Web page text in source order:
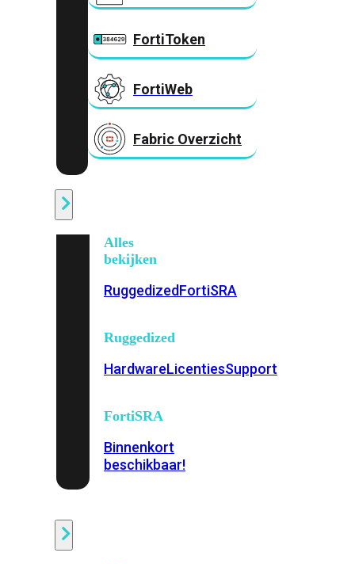
FortiToken
FortiWeb
Fabric Overzicht
Alles
bekijken
RuggedizedFortiSRA
Ruggedized
HardwareLicentiesSupport
FortiSRA
Binnenkort
beschikbaar!